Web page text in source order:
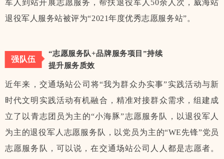
军人到站开展志愿服务，帮扶退役军人50余人次，威海站
退役军人服务站被评为“2021年度优秀志愿服务站”。
强队伍
“志愿服务队+品牌服务项目”持续
提升服务质效
近年来，交通场站公司将“我为群众办实事”实践活动与新
时代文明实践活动有机融合，精准对接群众需求，组建成
立了以青志团员为主的“小海豚”志愿服务队，以退役军人
为主的退役军人志愿服务队，以党员为主的“WE先锋”党员
志愿服务队，可以说，在交通场站公司人人都是志愿者。